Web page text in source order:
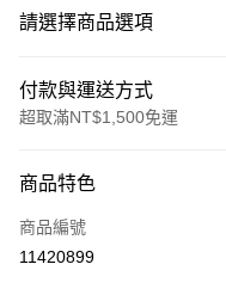
請選擇商品選項
付款與運送方式
超取滿NT$1,500免運
信用卡一次付款
信用卡分期付款
商品特色
商品編號
11420899